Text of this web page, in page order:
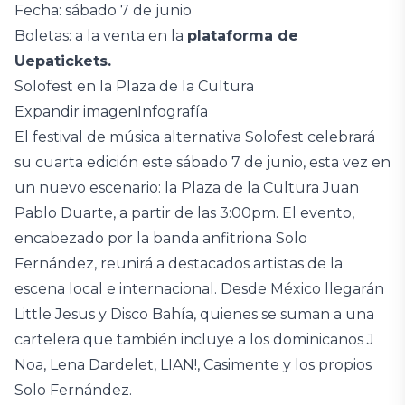
Fecha: sábado 7 de junio
Boletas: a la venta en la plataforma de
Uepatickets.
Solofest en la Plaza de la Cultura
Expandir imagenInfografía
El festival de música alternativa Solofest celebrará
su cuarta edición este sábado 7 de junio, esta vez en
un nuevo escenario: la Plaza de la Cultura Juan
Pablo Duarte, a partir de las 3:00pm. El evento,
encabezado por la banda anfitriona Solo
Fernández, reunirá a destacados artistas de la
escena local e internacional. Desde México llegarán
Little Jesus y Disco Bahía, quienes se suman a una
cartelera que también incluye a los dominicanos J
Noa, Lena Dardelet, LIAN!, Casimente y los propios
Solo Fernández.